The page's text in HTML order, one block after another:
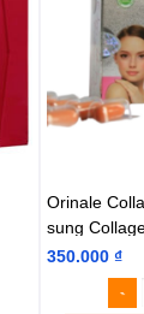
Orinale
sung
350.000 ₫